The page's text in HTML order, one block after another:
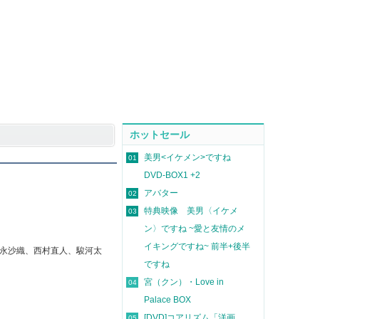
沙織、西村直人、駿河太
ホットセール
01
美男<イケメン>ですね
DVD-BOX1 +2
02 アバター
03
特典映像 美男〈イケメ
ン〉ですね ~愛と友情のメ
イキングですね~ 前半+後半
ですね
04
宮（クン）・Love in
Palace BOX